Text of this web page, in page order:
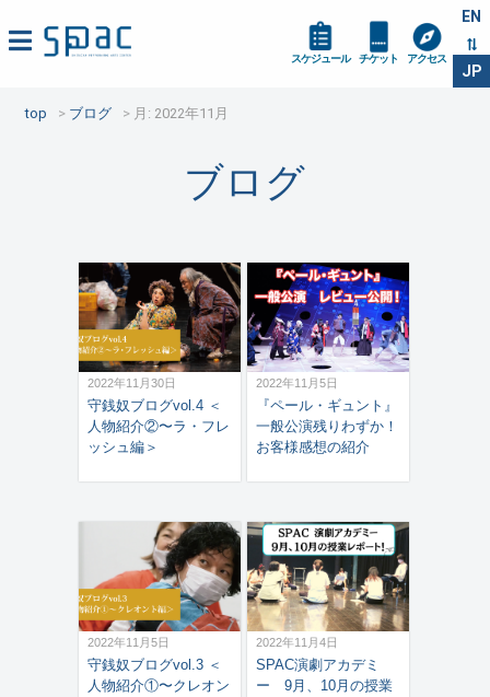
EN
JP
スケジュール チケット アクセス
top ブログ 月: 2022年11月
ブログ
2022年11月30日
守銭奴ブログvol.4 ＜
人物紹介②〜ラ・フレ
ッシュ編＞
2022年11月5日
『ペール・ギュント』
一般公演残りわずか！
お客様感想の紹介
2022年11月5日
守銭奴ブログvol.3 ＜
人物紹介①〜クレオン
2022年11月4日
SPAC演劇アカデミ
ー 9月、10月の授業